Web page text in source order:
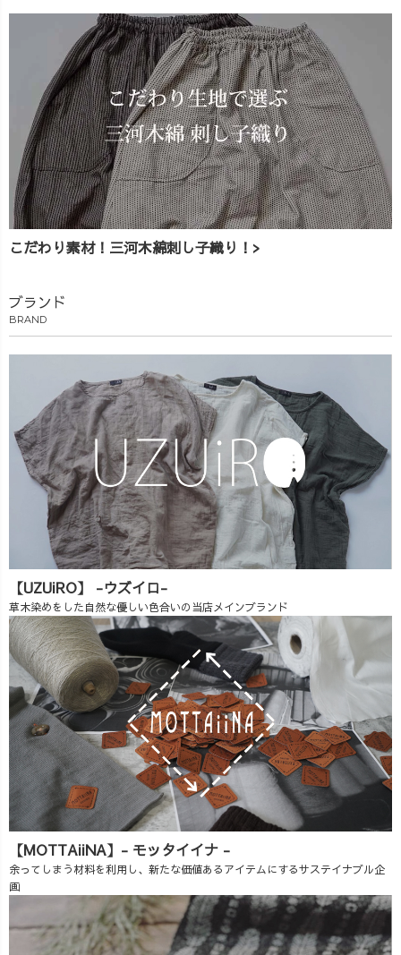
こだわり素材！三河木綿刺し子織り！>
ブランド
BRAND
【UZUiRO】 -ウズイロ-
草木染めをした自然な優しい色合いの当店メインブランド
【MOTTAiiNA】- モッタイイナ -
余ってしまう材料を利用し、新たな価値あるアイテムにするサステイナブル企
画